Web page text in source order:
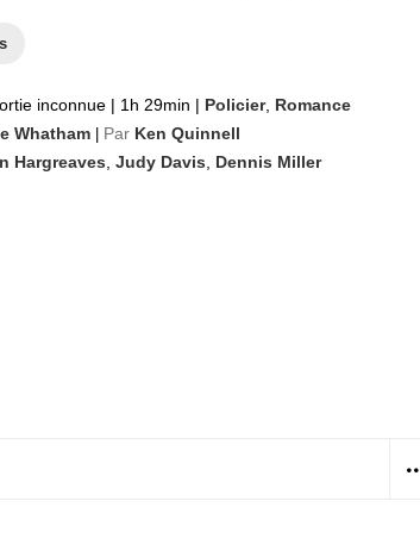
inconnue | 1h 29min | Policier, Romance
Whatham Par Ken Quinnell
Hargreaves Judy Davis Dennis Miller